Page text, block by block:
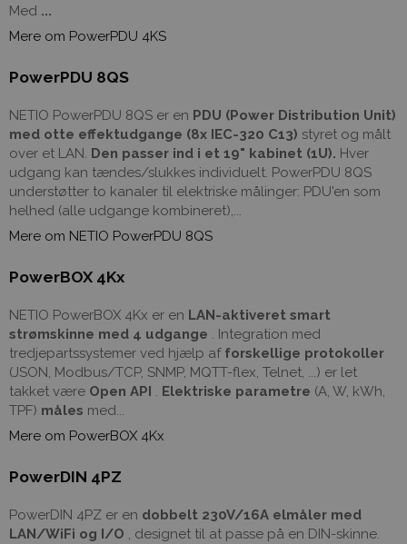
Med ...
Mere om PowerPDU 4KS
PowerPDU 8QS
NETIO PowerPDU 8QS er en PDU (Power Distribution Unit)
med otte effektudgange (8x IEC-320 C13) styret og målt
over et LAN. Den passer ind i et 19" kabinet (1U). Hver
udgang kan tændes/slukkes individuelt. PowerPDU 8QS
understøtter to kanaler til elektriske målinger: PDU'en som
helhed (alle udgange kombineret),...
Mere om NETIO PowerPDU 8QS
PowerBOX 4Kx
NETIO PowerBOX 4Kx er en LAN-aktiveret smart
strømskinne med 4 udgange . Integration med
tredjepartssystemer ved hjælp af forskellige protokoller
(JSON, Modbus/TCP, SNMP, MQTT-flex, Telnet, ...) er let
takket være Open API Elektriske parametre (A, W, kWh,
TPF) måles med...
Mere om PowerBOX 4Kx
PowerDIN 4PZ
PowerDIN 4PZ er en dobbelt 230V/16A elmåler med
LAN/WiFi og I/O , designet til at passe på en DIN-skinne.